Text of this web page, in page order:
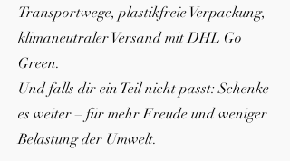
Transportwege, plastikfreie Verpackung,
klimaneutraler Versand mit DHL Go
Green.
Und falls dir ein Teil nicht passt: Schenke
es weiter – für mehr Freude und weniger
Belastung der Umwelt.